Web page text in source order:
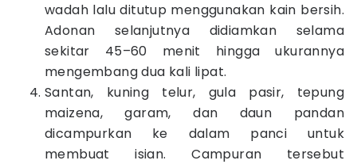
wadah lalu ditutup menggunakan kain bersih.
Adonan selanjutnya didiamkan selama
sekitar 45–60 menit hingga ukurannya
mengembang dua kali lipat.
Santan, kuning telur, gula pasir, tepung
maizena, garam, dan daun pandan
dicampurkan ke dalam panci untuk
membuat isian. Campuran tersebut